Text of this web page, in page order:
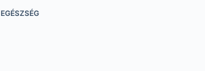
EGÉSZSÉG